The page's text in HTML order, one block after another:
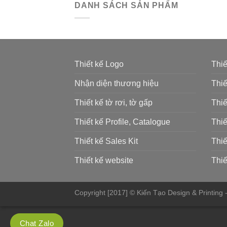
DANH SÁCH SẢN PHẨM
Thiết kế Logo
Nhận diện thương hiệu
Thiết kế tờ rơi, tờ gấp
Thiết kế Profile, Catalogue
Thiết kế Sales Kit
Thiết kế website
Chat Zalo
Copyright [2017] © Kiến Tạo Design &